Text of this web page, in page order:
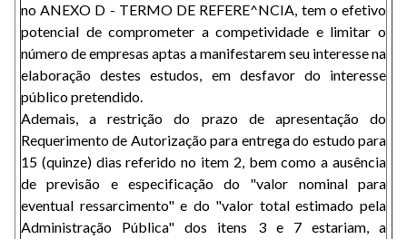
no ANEXO D - TERMO DE REFERE^NCIA, tem o efetivo
potencial de comprometer a competividade e limitar o
número de empresas aptas a manifestarem seu interesse na
elaboração destes estudos, em desfavor do interesse
público pretendido.
Ademais, a restrição do prazo de apresentação do
Requerimento de Autorização para entrega do estudo para
15 (quinze) dias referido no item 2, bem como a ausência
de previsão e especificação do "valor nominal para
eventual ressarcimento" e do "valor total estimado pela
Administração Pública" dos itens 3 e 7 estariam, a